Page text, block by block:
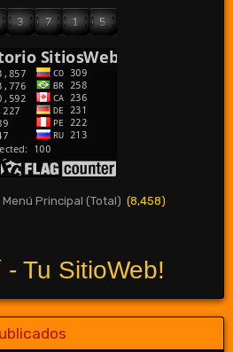
Menú Principal (Total) (8,458)
- Tu SitioWeb!